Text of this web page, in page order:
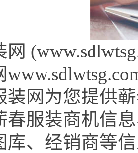
装网为您提供
春服装商机信
库、经销商等